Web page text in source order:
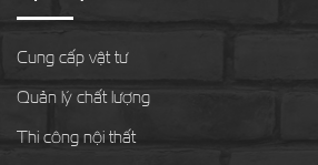
Cung cấp vật tư
Quản lý chất lượng
Thi công nội thất